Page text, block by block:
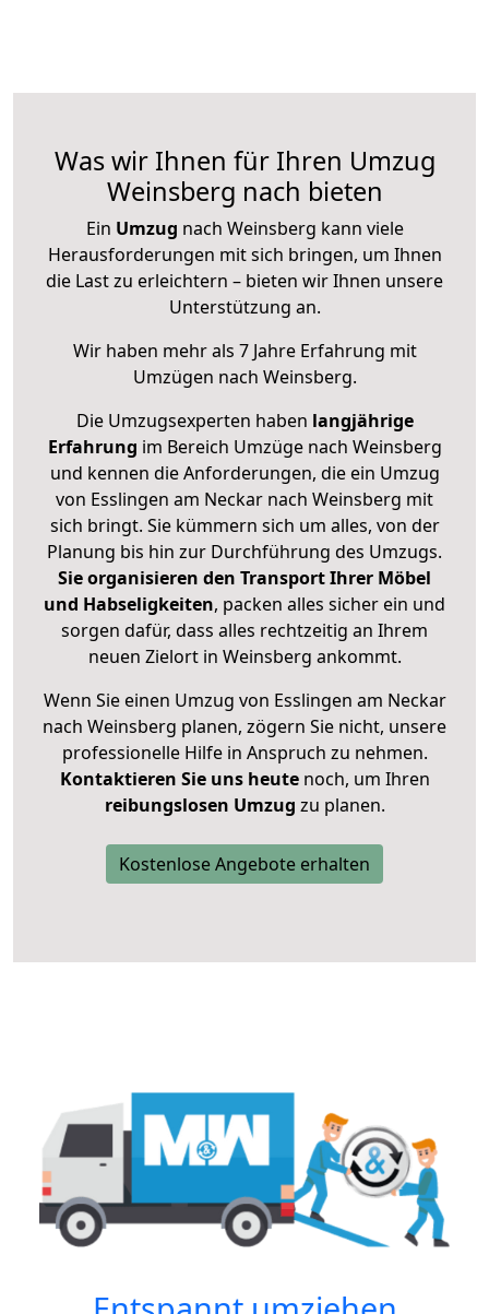
Was wir Ihnen für Ihren Umzug
Weinsberg nach bieten
Ein Umzug nach Weinsberg kann viele
Herausforderungen mit sich bringen, um Ihnen
die Last zu erleichtern – bieten wir Ihnen unsere
Unterstützung an.
Wir haben mehr als 7 Jahre Erfahrung mit
Umzügen nach Weinsberg.
Die Umzugsexperten haben langjährige
Erfahrung im Bereich Umzüge nach Weinsberg
und kennen die Anforderungen, die ein Umzug
von Esslingen am Neckar nach Weinsberg mit
sich bringt. Sie kümmern sich um alles, von der
Planung bis hin zur Durchführung des Umzugs.
Sie organisieren den Transport Ihrer Möbel
und Habseligkeiten, packen alles sicher ein und
sorgen dafür, dass alles rechtzeitig an Ihrem
neuen Zielort in Weinsberg ankommt.
Wenn Sie einen Umzug von Esslingen am Neckar
nach Weinsberg planen, zögern Sie nicht, unsere
professionelle Hilfe in Anspruch zu nehmen.
Kontaktieren Sie uns heutenoch, um Ihren
reibungslosen Umzug zu planen.
Kostenlose Angebote erhalten